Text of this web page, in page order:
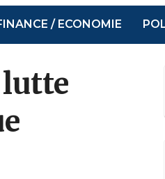
/ ECONOMIE
lutte